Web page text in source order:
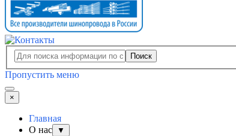
Поиск
Пропустить меню
×
Главная
О нас
▼